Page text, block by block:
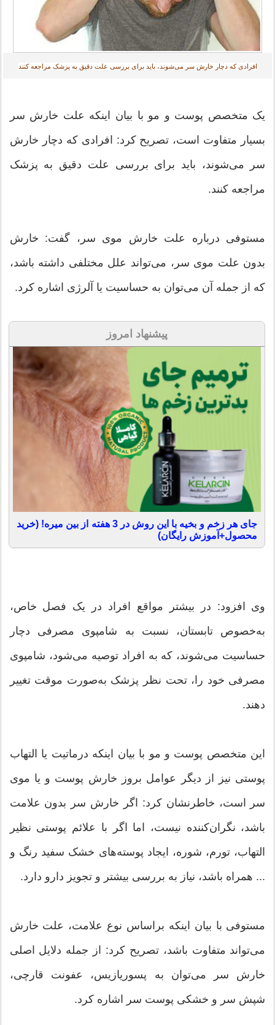
افرادی که دچار خارش سر می‌شوند، باید برای بررسی علت دقیق به پزشک مراجعه کنند
یک متخصص پوست و مو با بیان اینکه علت خارش سر
بسیار متفاوت است، تصریح کرد: افرادی که دچار خارش
سر می‌شوند، باید برای بررسی علت دقیق به پزشک
مراجعه کنند.
مستوفی درباره علت خارش موی سر، گفت: خارش
بدون علت موی سر، می‌‌تواند علل مختلفی داشته باشد،
که از جمله آن می‌توان به حساسیت یا آلرژی اشاره کرد.
پیشنهاد امروز
جای هر زخم و بخیه با این روش در 3 هفته از بین میره! (خرید
محصول+آموزش رایگان)
وی افزود: در بیشتر مواقع افراد در یک فصل خاص،
به‌خصوص تابستان، نسبت به شامپوی مصرفی دچار
حساسیت می‌شوند، که به افراد توصیه می‌شود، شامپوی
مصرفی خود را، تحت نظر پزشک به‌صورت موقت تغییر
دهند.
این متخصص پوست و مو با بیان اینکه درماتیت یا التهاب
پوستی نیز از دیگر عوامل بروز خارش پوست و یا موی
سر است، خاطرنشان کرد: اگر خارش سر بدون علامت
باشد، نگران‌کننده نیست، اما اگر با علائم پوستی نظیر
التهاب، تورم، شوره، ایجاد پوسته‌های خشک سفید رنگ و
... همراه باشد، نیاز به بررسی بیشتر و تجویز دارو دارد.
مستوفی با بیان اینکه براساس نوع علامت، علت خارش
می‌تواند متفاوت باشد، تصریح کرد: از جمله دلایل اصلی
خارش سر می‌توان به پسوریازیس، عفونت قارچی،
شپش سر و خشکی پوست سر اشاره کرد.